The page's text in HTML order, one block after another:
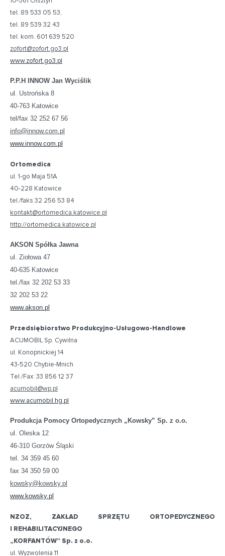
tel. 89 533 05 53,
tel. 89 539 32 43
tel. kom. 601 639 520
zofort@zofort.go3.pl
www.zofort.go3.pl
P.P.H INNOW Jan Wyciślik
ul. Ustrońska 8
40-763 Katowice
tel/fax 32 252 67 56
info@innow.com.pl
www.innow.com.pl
Ortomedica
ul. 1-go Maja 51A
40-228 Katowice
tel./faks 32 256 53 84
kontakt@ortomedica.katowice.pl
http://ortomedica.katowice.pl
AKSON Spółka Jawna
ul. Ziołowa 47
40-635 Katowice
tel./fax 32 202 53 33
32 202 53 22
www.akson.pl
Przedsiębiorstwo Produkcyjno-Usługowo-Handlowe
ACUMOBIL Sp. Cywilna
ul. Konopnickiej 14
43-520 Chybie-Mnich
Tel./Fax: 33 856 12 37
acumobil@wp.pl
www.acumobil.hg.pl
Produkcja Pomocy Ortopedycznych „Kowsky” Sp. z o.o.
ul. Oleska 12
46-310 Gorzów Śląski
tel. 34 359 45 60
fax 34 350 59 00
kowsky@kowsky.pl
www.kowsky.pl
NZOZ, ZAKŁAD SPRZĘTU ORTOPEDYCZNEGO
I REHABILITACYJNEGO
„KORFANTÓW” Sp. z o.o.
ul. Wyzwolenia 11